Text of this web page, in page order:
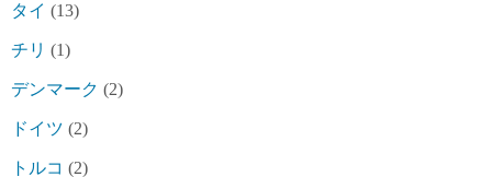
タイ (13)
チリ (1)
デンマーク (2)
ドイツ (2)
トルコ (2)